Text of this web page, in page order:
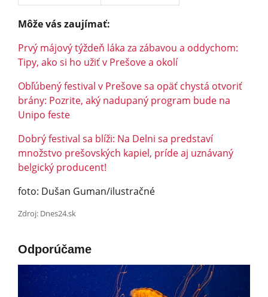
Môže vás zaujímať:
Prvý májový týždeň láka za zábavou a oddychom:
Tipy, ako si ho užiť v Prešove a okolí
Obľúbený festival v Prešove sa opäť chystá otvoriť
brány: Pozrite, aký nadupaný program bude na
Unipo feste
Dobrý festival sa blíži: Na Delni sa predstaví
množstvo prešovských kapiel, príde aj uznávaný
belgický producent!
foto: Dušan Guman/ilustračné
Zdroj: Dnes24.sk
Odporúčame